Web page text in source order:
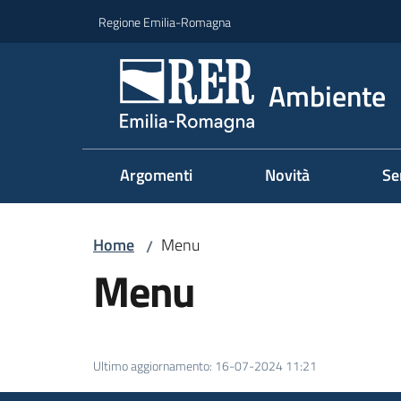
Regione Emilia-Romagna
Ambiente
Argomenti Novità
Home / Menu
Menu
Ultimo aggiornamento: 16-07-2024 11:21